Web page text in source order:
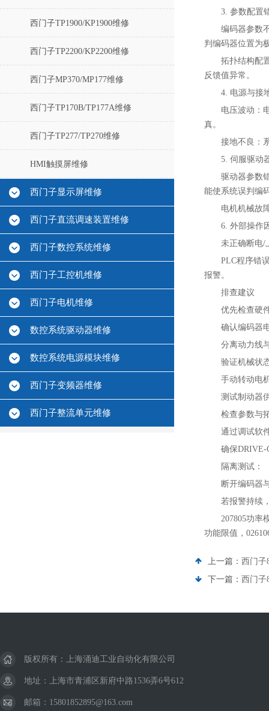
西门子TP1900/KP1900维修
西门子TP2200/KP2200维修
西门子MP370/MP177维修
西门子TP170B/TP177A维修
西门子TP277/TP270维修
HMI触摸屏维修
西门子显示屏维修
西门子直流调速装置维修
西门子数控系统维修
西门子工控机维修
西门子电机维修
数控系统驱动器维修
数控系统电源模块维修
西门子变频器维修
西门子整流单元维修
3. ‌参数配置
编码器参数
判编码器位置为
拓扑结构配
反馈值异常。
4. ‌电源与接
电压波动‌：
真。
接地不良‌：
5. ‌伺服驱动
驱动器参数
能使系统误判编
电机机械故
6. ‌外部操作
未正确断电/
PLC程序错
报警。
排查建议
优先检查硬
确认编码器
分离动力线
验证机械状
手动转动电
测试制动器
检查参数与
通过调试软
确保DRIVE-
隔离测试‌：
断开编码器
若报警持续
207805功率
功能限值，
上一篇： 西门子
下一篇： 西门子
版权所有：上海涌迪工业自动化有限公司
地址：上海市青浦区新府中路1536弄6号612
邮箱：15801852895@163.com